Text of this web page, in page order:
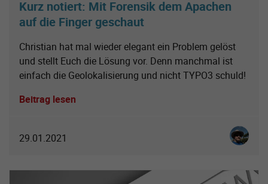
Kurz notiert: Mit Forensik dem Apachen
auf die Finger geschaut
Christian hat mal wieder elegant ein Problem gelöst
und stellt Euch die Lösung vor. Denn manchmal ist
einfach die Geolokalisierung und nicht TYPO3 schuld!
Beitrag lesen
29.01.2021